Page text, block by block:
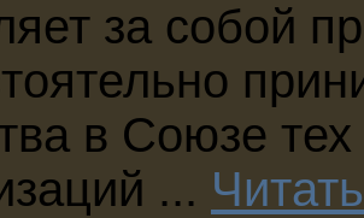
за собой
в Союзе
...